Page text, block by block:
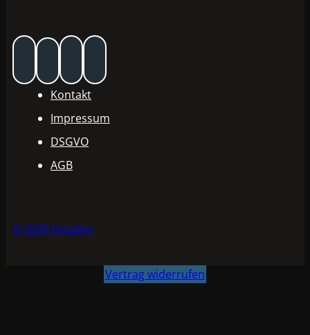
Kontakt
Impressum
DSGVO
AGB
© 2025 Invadox
Vertrag widerrufen